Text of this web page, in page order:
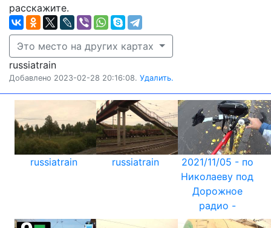
расскажите.
Это место на других картах
russiatrain
Добавлено 2023-02-28 20:16:08. Удалить.
russiatrain russiatrain
2021/11/05 - по
Николаеву под
Дорожное
радио -